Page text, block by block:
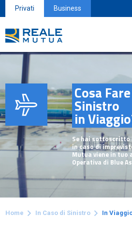
Privati Business
Cosa
Sinistro
in
Se hai sottoscritto
in caso di
Mutua viene in
Operativa di Blue
Home In Caso di Sinistro In